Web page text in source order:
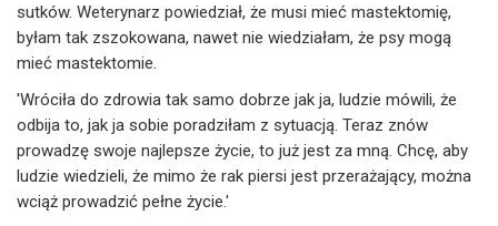
sutków. Weterynarz powiedział, że musi mieć mastektomię,
byłam tak zszokowana, nawet nie wiedziałam, że psy mogą
mieć mastektomie.
'Wróciła do zdrowia tak samo dobrze jak ja, ludzie mówili, że
odbija to, jak ja sobie poradziłam z sytuacją. Teraz znów
prowadzę swoje najlepsze życie, to już jest za mną. Chcę, aby
ludzie wiedzieli, że mimo że rak piersi jest przerażający, można
wciąż prowadzić pełne życie.'